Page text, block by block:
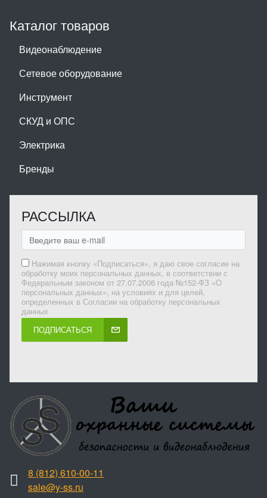
Каталог товаров
Видеонаблюдение
Сетевое оборудование
Инструмент
СКУД и ОПС
Электрика
Бренды
РАССЫЛКА
Нажимая кнопку «Подписаться», я даю свое согласие на
обработку моих персональных данных, в соответствии с
Федеральным законом от 27.07.2006 года №152-ФЗ «О
персональных данных», на условиях и для целей,
определенных в Согласии на обработку персональных
данных
ПОДПИСАТЬСЯ
8 (812) 610-00-11
sale@y-ss.ru